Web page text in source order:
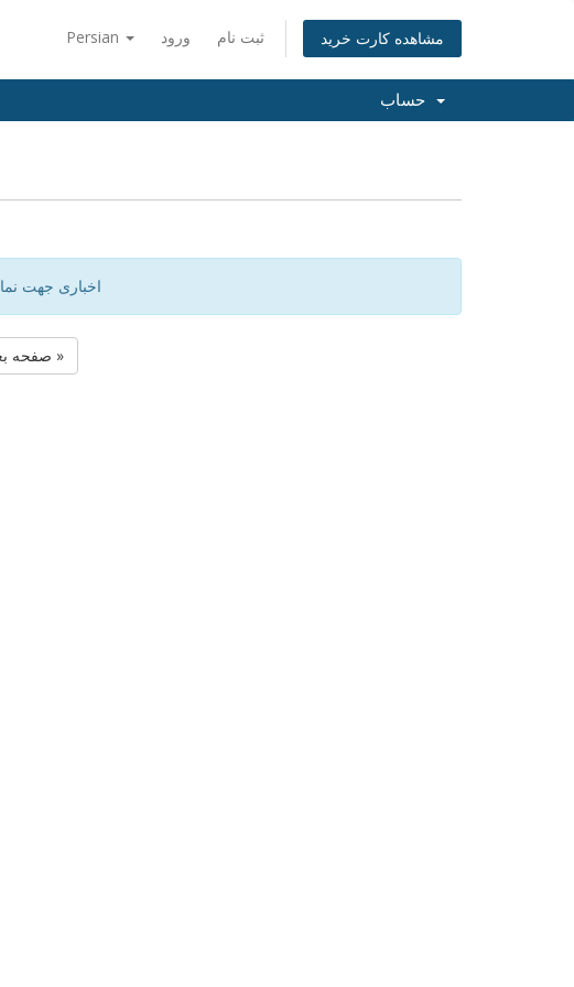
Persian ورود ثبت نام مشاهده کارت خرید
اخباری جهت
صفحه بعد »